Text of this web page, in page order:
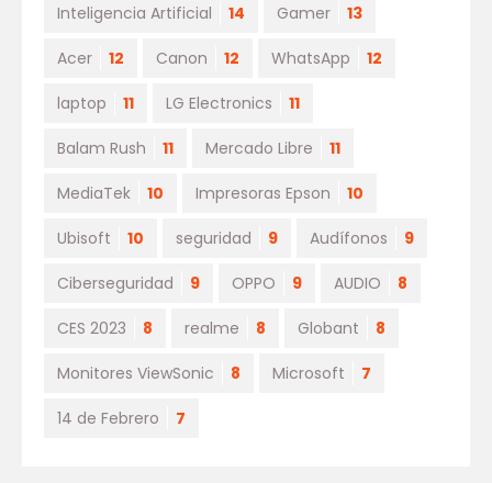
Inteligencia Artificial 14 Gamer 13
Acer 12 Canon 12 WhatsApp 12
laptop 11 LG Electronics 11
Balam Rush 11 Mercado Libre 11
MediaTek 10 Impresoras Epson 10
Ubisoft 10 seguridad 9 Audífonos 9
Ciberseguridad 9 OPPO 9 AUDIO 8
CES 2023 8 realme 8 Globant 8
Monitores ViewSonic 8 Microsoft 7
14 de Febrero 7